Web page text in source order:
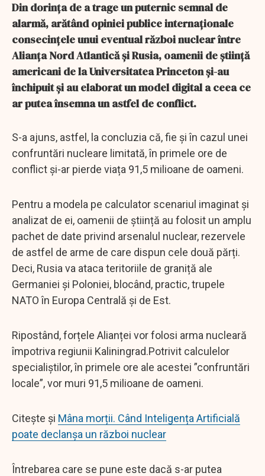
Din dorința de a trage un puternic semnal de
alarmă, arătând opiniei publice internaționale
consecințele unui eventual război nuclear între
Alianța Nord Atlantică și Rusia, oamenii de știință
americani de la Universitatea Princeton și-au
închipuit și au elaborat un model digital a ceea ce
ar putea însemna un astfel de conflict.
S-a ajuns, astfel, la concluzia că, fie și în cazul unei
confruntări nucleare limitată, în primele ore de
conflict și-ar pierde viața 91,5 milioane de oameni.
Pentru a modela pe calculator scenariul imaginat și
analizat de ei, oamenii de știință au folosit un amplu
pachet de date privind arsenalul nuclear, rezervele
de astfel de arme de care dispun cele două părți.
Deci, Rusia va ataca teritoriile de graniță ale
Germaniei și Poloniei, blocând, practic, trupele
NATO în Europa Centrală și de Est.
Ripostând, forțele Alianței vor folosi arma nucleară
împotriva regiunii Kaliningrad.Potrivit calculelor
specialiștilor, în primele ore ale acestei ”confruntări
locale”, vor muri 91,5 milioane de oameni.
Citește și Mâna morții. Când Inteligența Artificială
poate declanșa un război nuclear
Întrebarea care se pune este dacă s-ar putea